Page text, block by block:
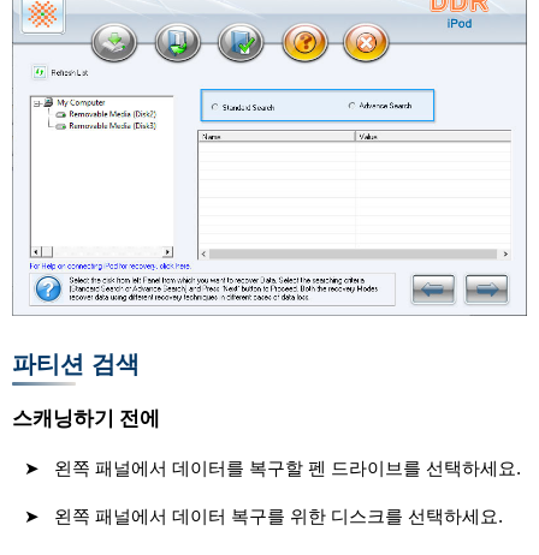
파티션 검색
스캐닝하기 전에
왼쪽 패널에서 데이터를 복구할 펜 드라이브를 선택하세요.
왼쪽 패널에서 데이터 복구를 위한 디스크를 선택하세요.